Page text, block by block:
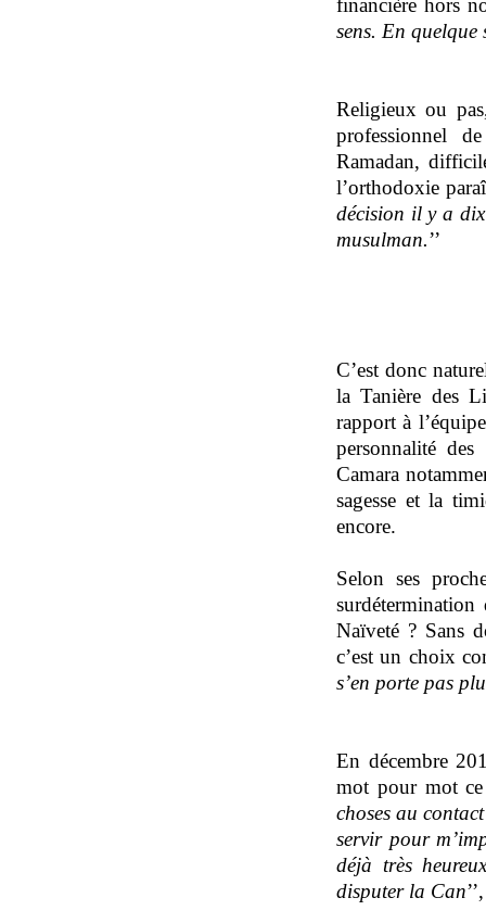
financière hors
sens. En
Religieux ou
professionnel
Ramadan,
l’orthodoxie
décision il y a dix
musulman.’’
C’est donc
la Tanière des
rapport à
personnalité
Camara
sagesse et la
encore.
Selon ses
Naïveté ? Sans
c’est un choix
s’en porte pas
En décembre
mot pour mot
choses au
servir pour
déjà très
disputer la Can